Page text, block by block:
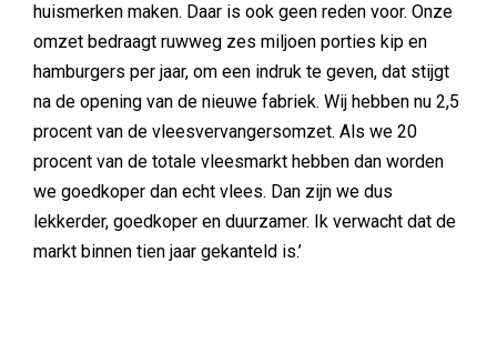
huismerken maken. Daar is ook geen reden voor. Onze
omzet bedraagt ruwweg zes miljoen porties kip en
hamburgers per jaar, om een indruk te geven, dat stijgt
na de opening van de nieuwe fabriek. Wij hebben nu 2,5
procent van de vleesvervangersomzet. Als we 20
procent van de totale vleesmarkt hebben dan worden
we goedkoper dan echt vlees. Dan zijn we dus
lekkerder, goedkoper en duurzamer. Ik verwacht dat de
markt binnen tien jaar gekanteld is.’